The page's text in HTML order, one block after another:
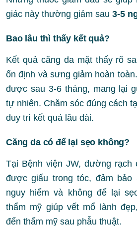
giác này thường giảm sau 3-5
Bao lâu thì thấy kết quả?
Kết quả căng da mặt thấy rõ
ổn định và sưng giảm hoàn
được sau 3-6 tháng, mang lại
tự nhiên. Chăm sóc đúng cách
duy trì kết quả lâu dài.
Căng da có để lại sẹo không?
Tại Bệnh viện JW, đường rạch
được giấu trong tóc, đảm bảo
nguy hiểm và không để lại
thẩm mỹ giúp vết mổ lành
đến thẩm mỹ sau phẫu thuật.